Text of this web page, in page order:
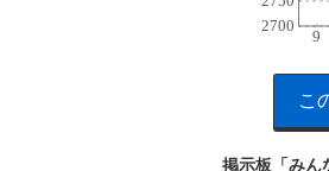
こ
掲示板「みん